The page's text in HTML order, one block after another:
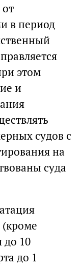
в период
этом
и
судов с
на
суда
до 10
до 1